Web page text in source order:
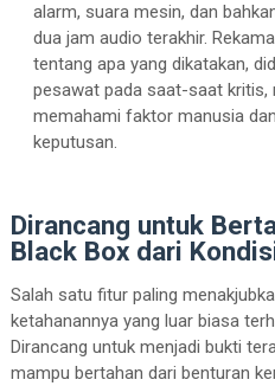
alarm, suara mesin, dan
dua jam audio terakhir.
tentang apa yang dikatakan,
pesawat pada saat-saat kritis,
memahami faktor manusia
keputusan.
Dirancang untuk
Black Box dari
Salah satu fitur paling
ketahanannya yang luar biasa
Dirancang untuk menjadi bukti
mampu bertahan dari benturan